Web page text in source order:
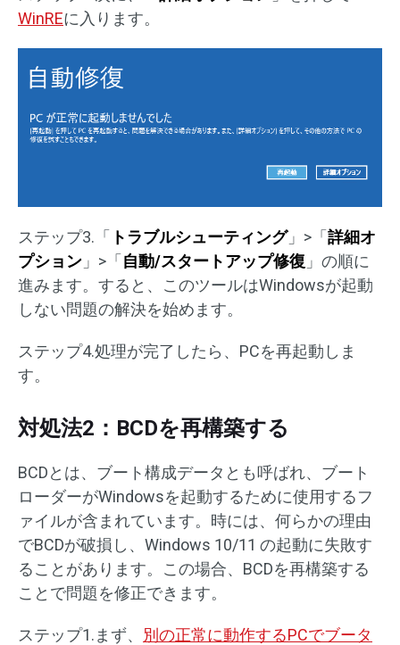
WinREに入ります。
ステップ3.「 トラブルシューティング」>「 詳細オ
プション 」>「 自動/スタートアップ修復 」の順に
進みます。すると、このツールはWindowsが起動
しない問題の解決を始めます。
ステップ4.処理が完了したら、PCを再起動しま
す。
対処法2：BCDを再構築する
BCDとは、ブート構成データとも呼ばれ、ブート
ローダーがWindowsを起動するために使用するフ
ァイルが含まれています。時には、何らかの理由
でBCDが破損し、Windows 10/11 の起動に失敗す
ることがあります。この場合、BCDを再構築する
ことで問題を修正できます。
ステップ1.まず、 別の正常に動作するPCでブータ